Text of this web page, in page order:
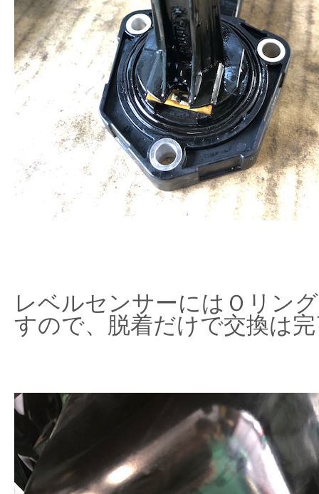
レベルセンサーにはＯリン
すので、脱着だけで交換は